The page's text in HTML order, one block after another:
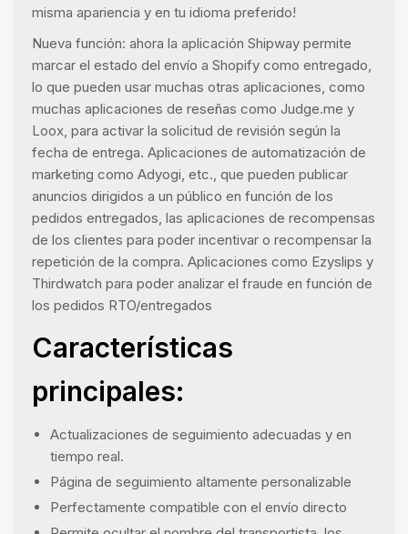
misma apariencia y en tu idioma preferido!
Nueva función: ahora la aplicación Shipway permite
marcar el estado del envío a Shopify como entregado,
lo que pueden usar muchas otras aplicaciones, como
muchas aplicaciones de reseñas como Judge.me y
Loox, para activar la solicitud de revisión según la
fecha de entrega. Aplicaciones de automatización de
marketing como Adyogi, etc., que pueden publicar
anuncios dirigidos a un público en función de los
pedidos entregados, las aplicaciones de recompensas
de los clientes para poder incentivar o recompensar la
repetición de la compra. Aplicaciones como Ezyslips y
Thirdwatch para poder analizar el fraude en función de
los pedidos RTO/entregados
Características
principales:
Actualizaciones de seguimiento adecuadas y en
tiempo real.
Página de seguimiento altamente personalizable
Perfectamente compatible con el envío directo